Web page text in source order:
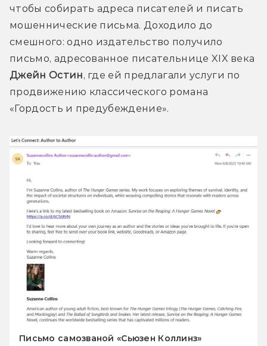
чтобы собирать адреса писателей и писать
мошеннические письма. Доходило до
смешного: одно издательство получило
Джейн Остин, где ей предлагали услуги по
продвижению классического романа
Письмо самозваной «Сьюзен Коллинз»